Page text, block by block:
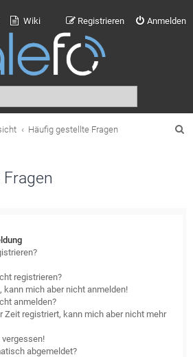
Wiki Anmelden
Registrieren
Häufig gestellte Fragen
registrieren?
kann mich aber nicht anmelden!
anmelden?
Zeit registriert, kann mich aber nicht mehr
abgemeldet?